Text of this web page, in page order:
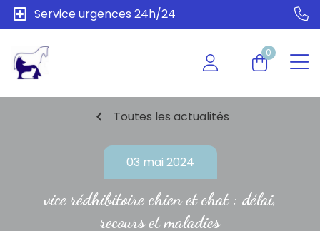
local_hospital Service urgences 24h/24
0
chevron_left Toutes les actualités
03 mai 2024
vice rédhibitoire chien et chat : délai,
recours et maladies